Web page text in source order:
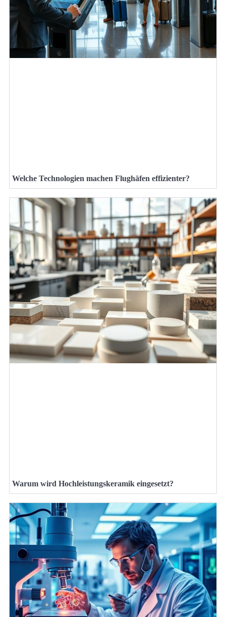
Welche Technologien machen Flughäfen effizienter?
Warum wird Hochleistungskeramik eingesetzt?